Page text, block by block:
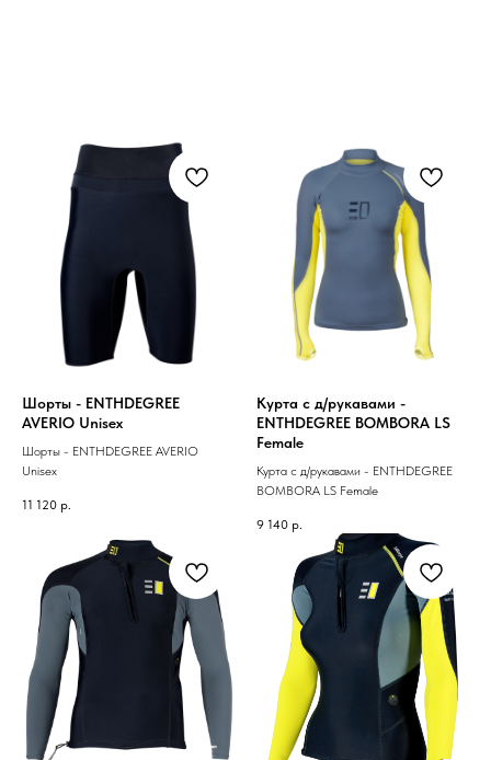
Шорты - ENTHDEGREE
AVERIO Unisex
Шорты - ENTHDEGREE AVERIO
Unisex
11 120 р.
Курта с д/рукавами -
ENTHDEGREE BOMBORA LS
Female
Курта с д/рукавами - ENTHDEGREE
BOMBORA LS Female
9 140 р.